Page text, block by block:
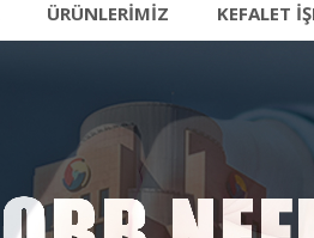
ÜRÜNLERIMIZ KEFALET